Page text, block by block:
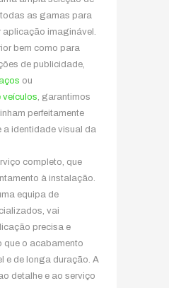
as gamas para
aplicação imaginável.
bem como para
de publicidade,
ou
veículos, garantimos
perfeitamente
a identidade visual da
completo, que
à instalação.
equipa de
vai
precisa e
que o acabamento
e de longa duração. A
detalhe e ao serviço